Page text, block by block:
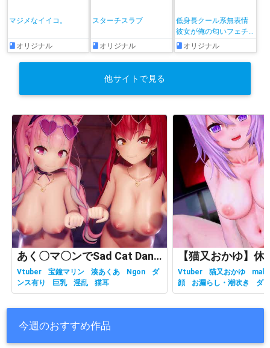
マジメなイイコ。
オリジナル
スターチスラブ
オリジナル
低身長クール系無表情
彼女が俺の匂いフェチ
だと発覚したらもう――!
オリジナル
他サイトで見る
あく〇マ〇ンでSad Cat Dance
Vtuber 宝鐘マリン 湊あくあ Ngon
ダ
ンス有り
巨乳 淫乱 猫耳
Vtuber 猫又おかゆ
顔
お漏らし・潮吹き
ダ
有り
ホロライブ
主観視点
今週のおすすめ作品